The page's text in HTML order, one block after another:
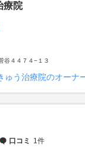
療院
谷４４７４−１３
ゅう治療院のオーナ
口コミ 1件